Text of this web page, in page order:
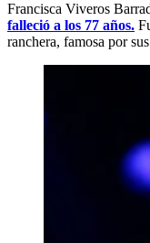
Francisca Viveros
falleció a los 77 años.
ranchera, famosa por